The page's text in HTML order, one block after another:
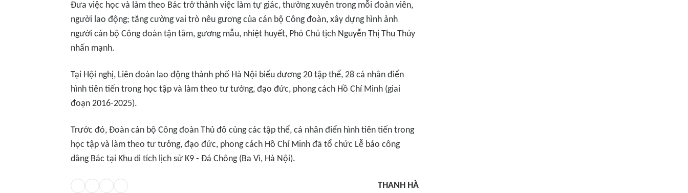
Đưa việc học và làm theo Bác trở thành việc làm tự giác, thường xuyên trong mỗi đoàn viên,
người lao động; tăng cường vai trò nêu gương của cán bộ Công đoàn, xây dựng hình ảnh
người cán bộ Công đoàn tận tâm, gương mẫu, nhiệt huyết, Phó Chủ tịch Nguyễn Thị Thu Thủy
nhấn mạnh.
Tại Hội nghị, Liên đoàn lao động thành phố Hà Nội biểu dương 20 tập thể, 28 cá nhân điển
hình tiên tiến trong học tập và làm theo tư tưởng, đạo đức, phong cách Hồ Chí Minh (giai
đoạn 2016-2025).
Trước đó, Đoàn cán bộ Công đoàn Thủ đô cùng các tập thể, cá nhân điển hình tiên tiến trong
học tập và làm theo tư tưởng, đạo đức, phong cách Hồ Chí Minh đã tổ chức Lễ báo công
dâng Bác tại Khu di tích lịch sử K9 - Đá Chông (Ba Vì, Hà Nội).
THANH HÀ